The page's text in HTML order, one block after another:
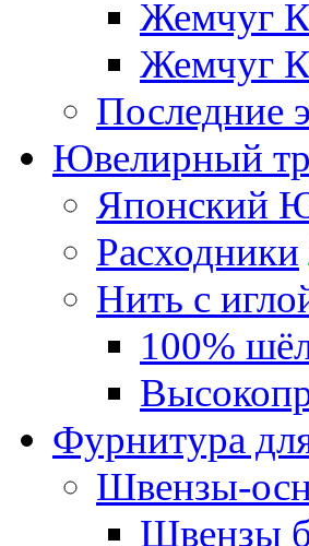
Жемчуг
Жемчуг
Последние
Ювелирный
Японский
Расходники
Нить с
100%
Фурнитура
Швензы-
Швензы